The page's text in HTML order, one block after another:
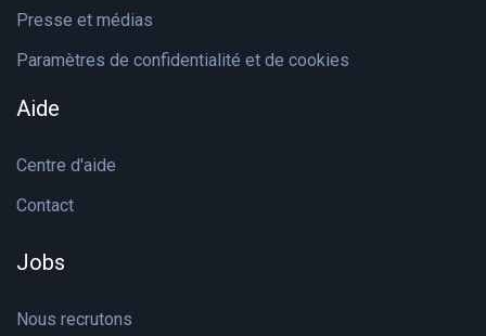
Presse et médias
Paramètres de confidentialité et de cookies
Aide
Centre d'aide
Contact
Jobs
Nous recrutons